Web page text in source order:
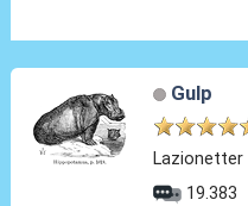
Gulp
Lazionetter
19.383